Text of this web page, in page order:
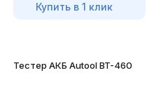
Купить в 1 клик
Тестер АКБ Autool BT-460